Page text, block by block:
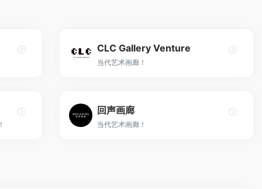
CLC Gallery Venture
当代艺术画廊！
回声画廊
当代艺术画廊！